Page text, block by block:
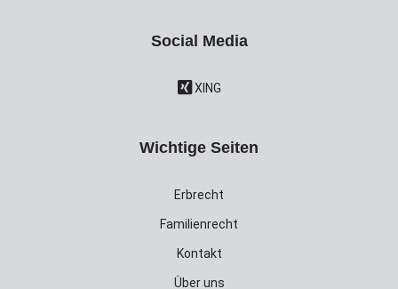
Social Media
XING
Wichtige Seiten
Erbrecht
Familienrecht
Kontakt
Über uns